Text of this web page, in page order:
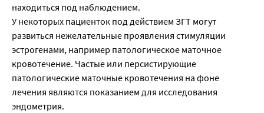
находиться под наблюдением.
У некоторых пациенток под действием ЗГТ могут
развиться нежелательные проявления стимуляции
эстрогенами, например патологическое маточное
кровотечение. Частые или персистирующие
патологические маточные кровотечения на фоне
лечения являются показанием для исследования
эндометрия.